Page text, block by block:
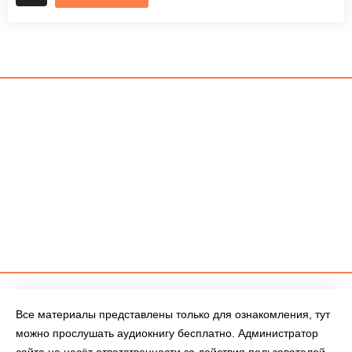
Все материалы представлены только для ознакомления, тут
можно прослушать аудиокнигу бесплатно. Администратор